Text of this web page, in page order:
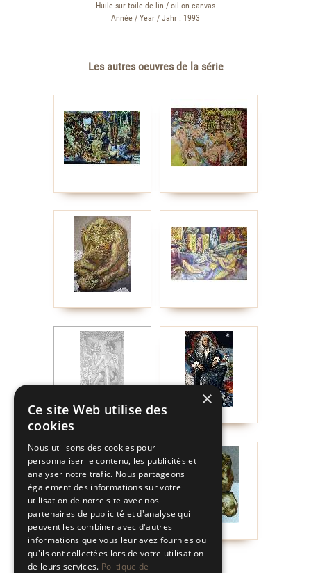
Huile sur toile de lin / oil on canvas
Année / Year / Jahr : 1993
Les autres oeuvres de la série
×
Ce site Web utilise des
cookies
Nous utilisons des cookies pour
personnaliser le contenu, les publicités et
analyser notre trafic. Nous partageons
également des informations sur votre
utilisation de notre site avec nos
partenaires de publicité et d'analyse qui
peuvent les combiner avec d'autres
informations que vous leur avez fournies ou
qu'ils ont collectées lors de votre utilisation
de leurs services. Politique de